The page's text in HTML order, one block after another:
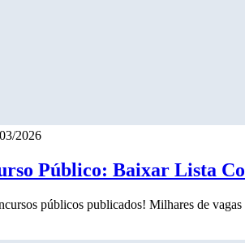
2026
Público: Baixar Lista
públicos publicados! Milhares de